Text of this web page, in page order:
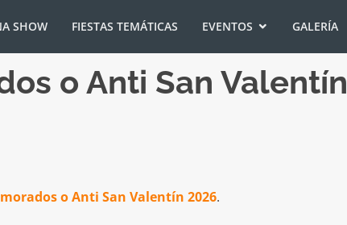
SHOW FIESTAS TEMÁTICAS EVENTOS GALERÍA
o Anti San Valentín
o Anti San Valentín 2026.